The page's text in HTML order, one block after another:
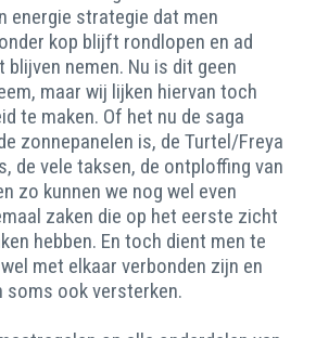
energie strategie dat men
kop blijft rondlopen en ad
nemen. Nu is dit geen
maar wij lijken hiervan toch
te maken. Of het nu de saga
zonnepanelen is, de Turtel/Freya
de vele taksen, de ontploffing van
zo kunnen we nog wel even
zaken die op het eerste zicht
hebben. En toch dient men te
met elkaar verbonden zijn en
soms ook versterken.